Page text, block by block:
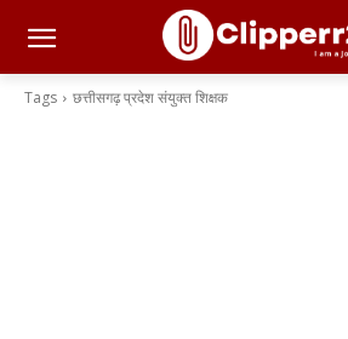
Tags छत्तीसगढ़ प्रदेश संयुक्त शिक्षक